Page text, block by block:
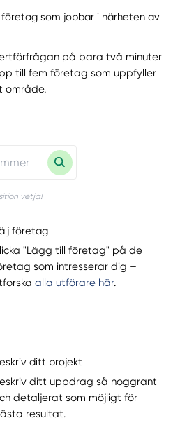
som jobbar i närheten av
på bara två minuter
till fem företag som uppfyller
område.
vetja!
företag
"Lägg till företag" på de
som intresserar dig –
alla utförare här.
ditt projekt
ditt uppdrag så noggrant
detaljerat som möjligt för
resultat.